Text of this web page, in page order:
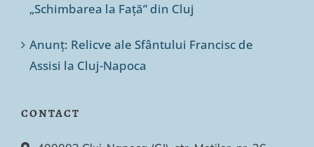
„Schimbarea la Față” din Cluj
Anunț: Relicve ale Sfântului Francisc de
Assisi la Cluj-Napoca
CONTACT